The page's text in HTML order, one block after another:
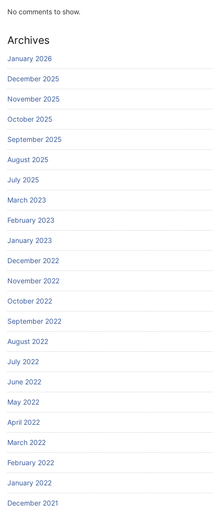
No comments to show.
Archives
January 2026
December 2025
November 2025
October 2025
September 2025
August 2025
July 2025
March 2023
February 2023
January 2023
December 2022
November 2022
October 2022
September 2022
August 2022
July 2022
June 2022
May 2022
April 2022
March 2022
February 2022
January 2022
December 2021